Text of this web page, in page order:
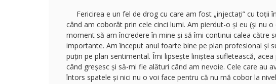
Fericirea e un fel de drog cu care am fost „injectați” cu toții
când am coborât prin cele cinci lumi. Am pierdut-o și eu (și nu
moment să am încredere în mine și să îmi continui calea către
importante. Am început anul foarte bine pe plan profesional și
puțin pe plan sentimental. Îmi lipsește liniștea sufletească,
când greșesc și să-mi fie alături când am nevoie. Cele care au
întors spatele și nici nu o voi face pentru că nu mă cobor la